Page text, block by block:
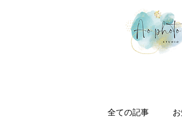
全ての記事